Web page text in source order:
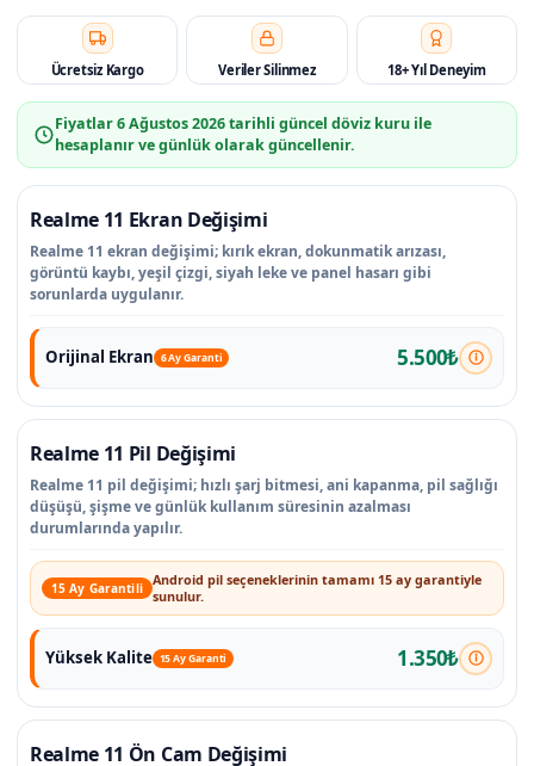
Ücretsiz Kargo Veriler Silinmez 18+ Yıl Deneyim
Fiyatlar6 Ağustos 2026tarihli güncel döviz kuru ile
hesaplanır ve günlük olarak güncellenir.
Realme 11 Ekran Değişimi
Realme 11 ekran değişimi; kırık ekran, dokunmatik arızası,
görüntü kaybı, yeşil çizgi, siyah leke ve panel hasarı gibi
sorunlarda uygulanır.
Orijinal Ekran 6 Ay Garanti 5.500₺
Realme 11 Pil Değişimi
Realme 11 pil değişimi; hızlı şarj bitmesi, ani kapanma, pil sağlığı
düşüşü, şişme ve günlük kullanım süresinin azalması
durumlarında yapılır.
15 Ay Garantili Android pil seçeneklerinin tamamı 15 ay garantiyle
sunulur.
Yüksek Kalite 15 Ay Garanti 1.350₺
Realme 11 Ön Cam Değişimi